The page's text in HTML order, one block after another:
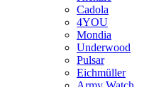
Cadola
4YOU
Mondia
Underwood
Pulsar
Eichmüller